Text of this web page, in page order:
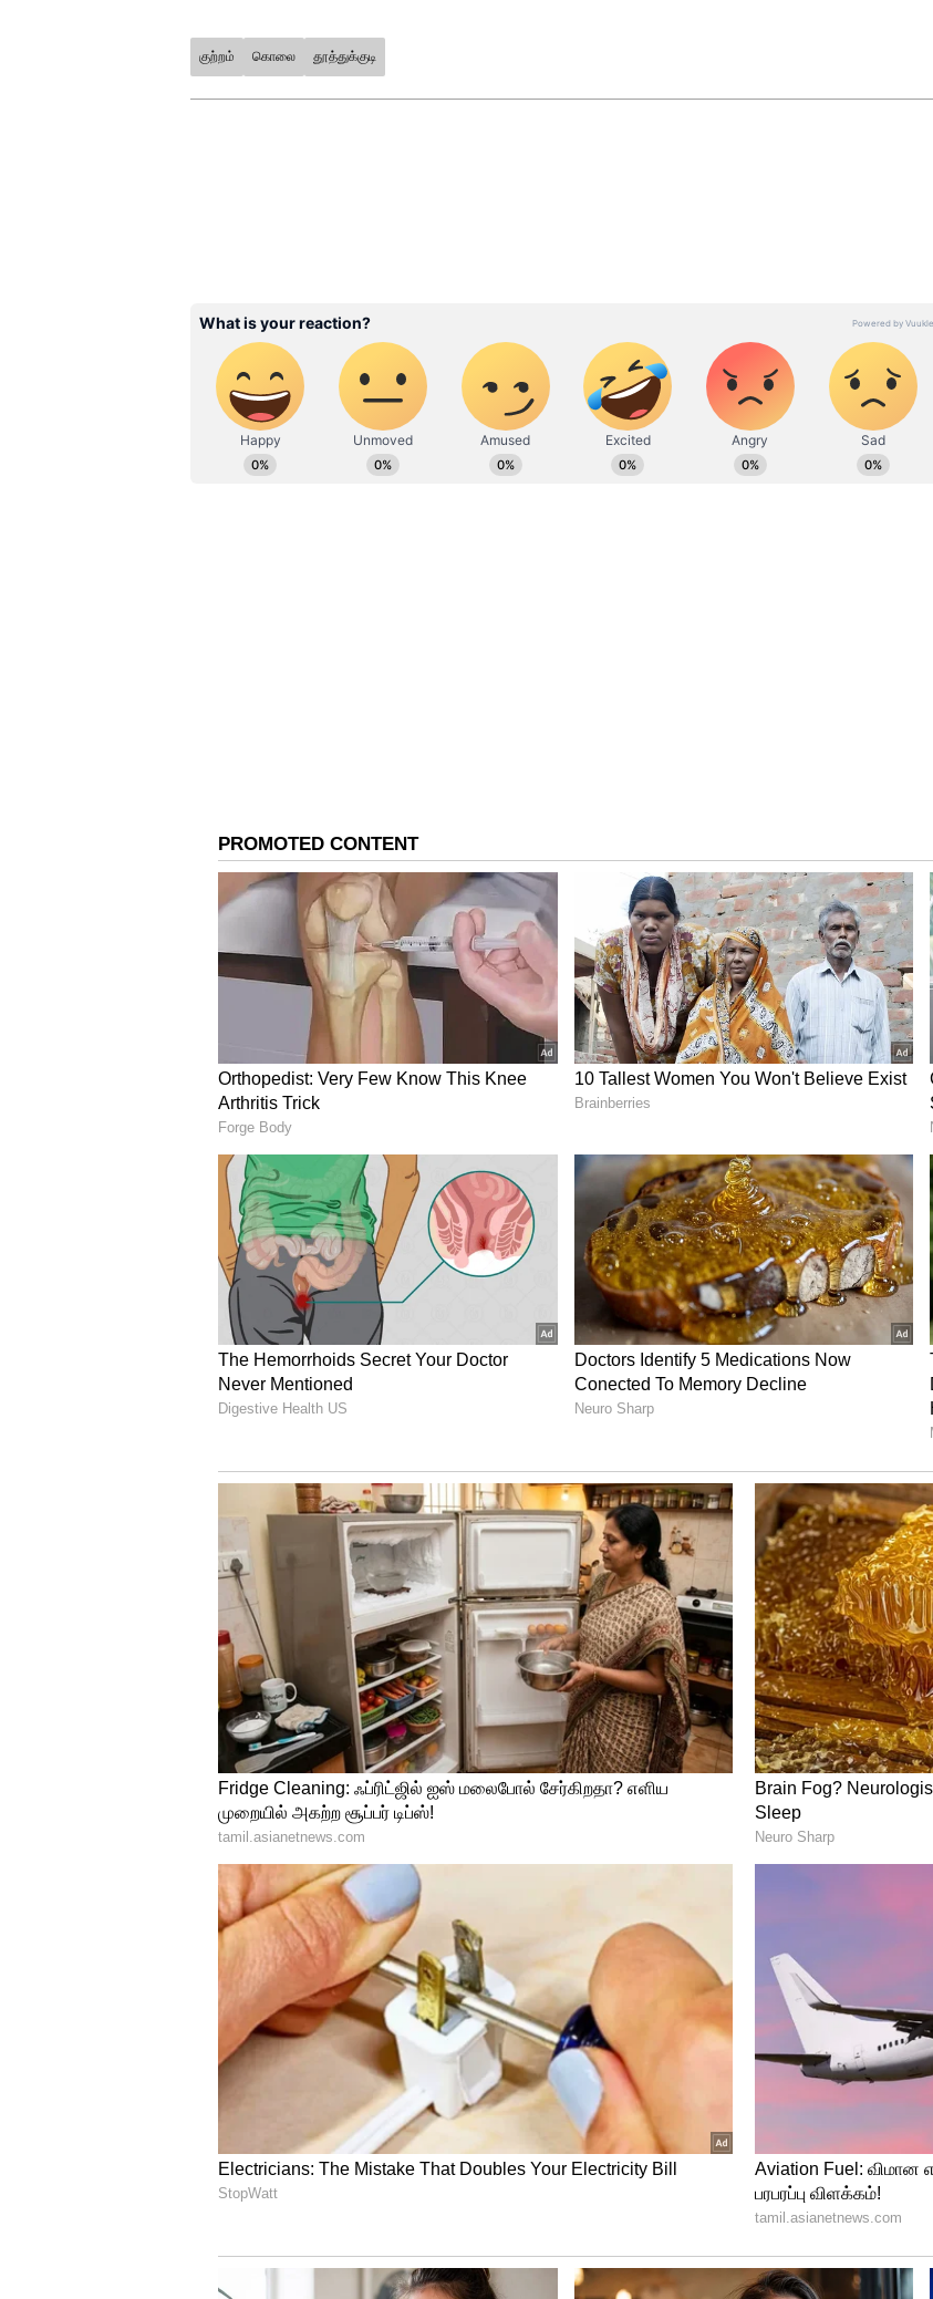
இதில் தலை துண்டாகி சம்பவ இடத்திலேயே பெரிய மாரியப்பன் உயிரிழந்தார்.
ABOUT THE AUTHOR
Velmurugan s
குற்றம் கொலை தூத்துக்குடி